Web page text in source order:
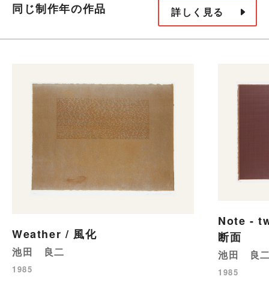
同じ制作年の作品 詳しく見る
Weather / 風化
池田 良二
1985
Note -
断面
池田 良
1985